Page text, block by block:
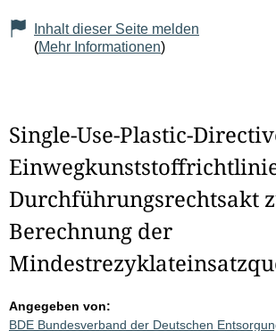
Inhalt dieser Seite melden
(Mehr Informationen)
Single-Use-Plastic-
Durchführungsrechtsakt
Berechnung der
Angegeben von:
BDE Bundesverband der Deutschen